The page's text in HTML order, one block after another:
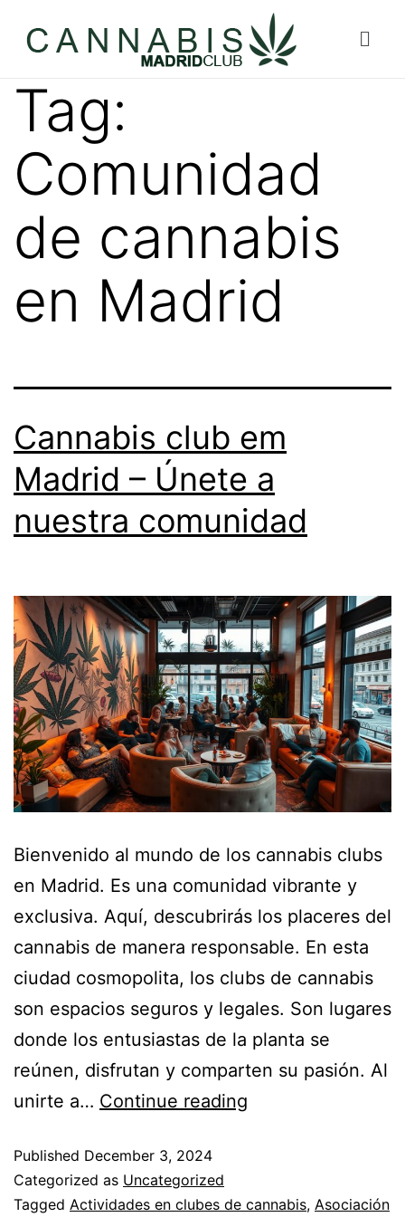
Tag:
Comunidad
de cannabis
en Madrid
Cannabis club em
Madrid – Únete a
nuestra comunidad
Bienvenido al mundo de los cannabis clubs
en Madrid. Es una comunidad vibrante y
exclusiva. Aquí, descubrirás los placeres del
cannabis de manera responsable. En esta
ciudad cosmopolita, los clubs de cannabis
son espacios seguros y legales. Son lugares
donde los entusiastas de la planta se
reúnen, disfrutan y comparten su pasión. Al
unirte a… Continue reading
Published December 3, 2024
Categorized as Uncategorized
Tagged Actividades en clubes de cannabis, Asociación